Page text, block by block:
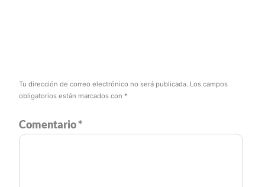
Tu dirección de correo electrónico no será publicada. Los campos
obligatorios están marcados con *
Comentario*